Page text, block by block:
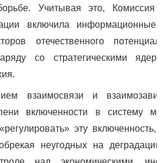
Учитывая это, Комиссия
включила информационные
отечественного
со стратегическими
взаимосвязи и
включенности в систему
эту
неугодных на